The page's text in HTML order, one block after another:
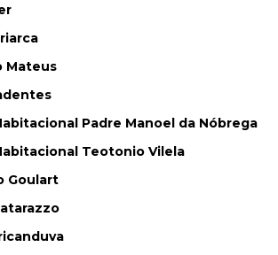
Mateus
Padre Manoel da Nóbrega
Teotonio Vilela
Goulart